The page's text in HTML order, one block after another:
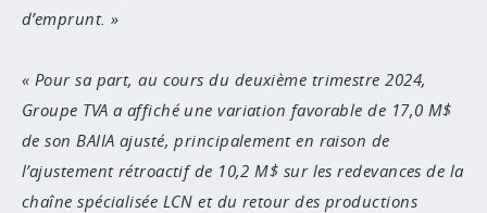
d’emprunt.
Pour sa part, au cours du deuxième trimestre 2024,
Groupe TVA a affiché une variation favorable de 17,0 M$
de son BAIIA ajusté, principalement en raison de
l’ajustement rétroactif de 10,2 M$ sur les redevances de la
chaîne spécialisée LCN et du retour des productions